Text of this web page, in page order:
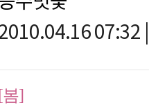
07:32
봄]